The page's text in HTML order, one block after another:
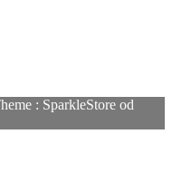
: SparkleStore od